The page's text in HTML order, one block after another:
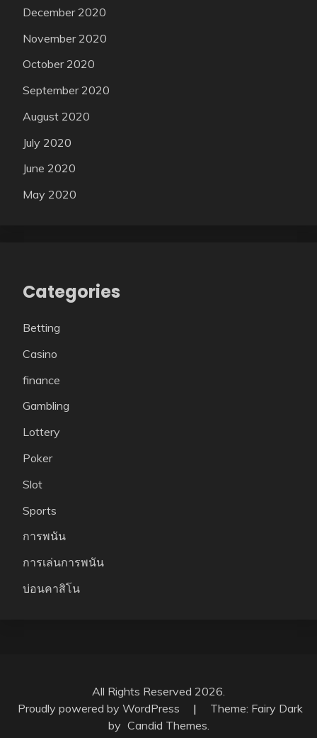
December 2020
November 2020
October 2020
September 2020
August 2020
July 2020
June 2020
May 2020
Categories
Betting
Casino
finance
Gambling
Lottery
Poker
Slot
Sports
การพนัน
การเล่นการพนัน
บ่อนคาสิโน
All Rights Reserved 2026.
Proudly powered by WordPress
|
Theme: Fairy Dark
by Candid Themes.